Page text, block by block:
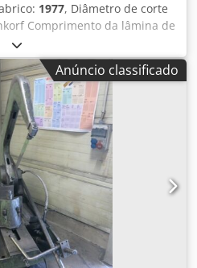
1977, Diâmetro de corte
Comprimento da lâmina de
total requerida . kW
de instalação aprox.
informações do fabricante ou do
vinculativos para nós.
venda prévia; aplicam-se
gerais de venda e
400 máquinas próprias em
de área de armazenagem,
t mais de 10.000 itens e
Se pretende vender máquinas,
por favor, entre em
disponíveis em nosso
Aguardamos sua
Anúncio classificado